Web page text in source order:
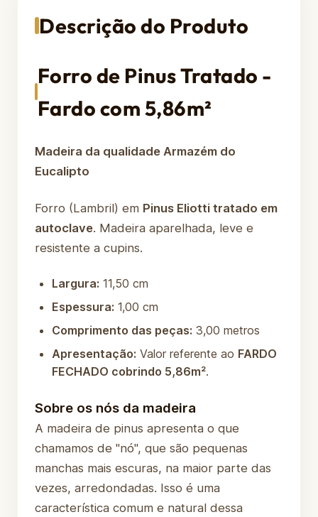
Descrição do Produto
Forro de Pinus Tratado -
Fardo com 5,86m²
Madeira da qualidade Armazém do
Eucalipto
Forro (Lambril) em Pinus Eliotti tratado em
autoclave. Madeira aparelhada, leve e
resistente a cupins.
Largura: 11,50 cm
Espessura: 1,00 cm
Comprimento das peças: 3,00 metros
Apresentação: Valor referente ao FARDO
FECHADO cobrindo 5,86m².
Sobre os nós da madeira
A madeira de pinus apresenta o que
chamamos de "nó", que são pequenas
manchas mais escuras, na maior parte das
vezes, arredondadas. Isso é uma
característica comum e natural dessa